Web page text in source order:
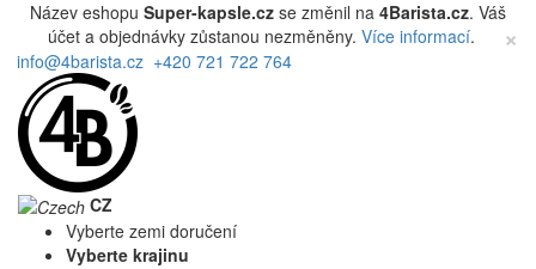
Název eshopu Super-kapsle.cz se změnil na 4Barista.cz. Váš
účet a objednávky zůstanou nezměněny. Více informací. ×
info@4barista.cz +420 721 722 764
CZ
Vyberte zemi doručení
Vyberte krajinu